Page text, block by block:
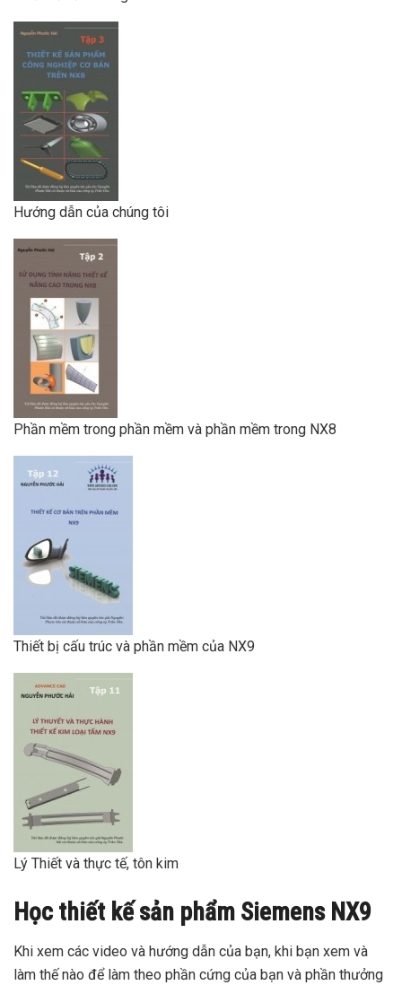
Hướng dẫn của chúng tôi
Phần mềm trong phần mềm và phần mềm trong NX8
Thiết bị cấu trúc và phần mềm của NX9
Lý Thiết và thực tế, tôn kim
Học thiết kế sản phẩm Siemens NX9
Khi xem các video và hướng dẫn của bạn, khi bạn xem và
làm thế nào để làm theo phần cứng của bạn và phần thưởng